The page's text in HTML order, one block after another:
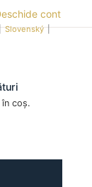
cont
Slovenský|
coș.